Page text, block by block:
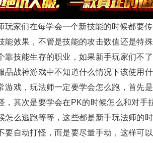
玩家们在每学会一个新技能的时候都要
能效果，不管是技能的攻击数值还是特
靠技能生存的职业，如果新手玩家们不
品战神游戏中不知道什么情况下该使用
游戏，玩法师一定要学会怎么跑，首先
，其次是要学会在PK的时候怎么和对手
怎么逃跑等等，这些都是新手玩法师的
要自动打怪，而是要尽量手动，这样可